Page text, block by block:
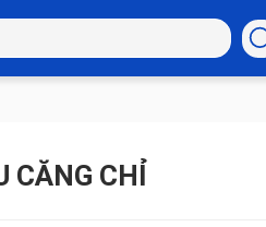
CĂNG CHỈ